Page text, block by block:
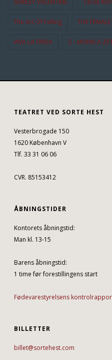
SHIRLEY VALENTINE Tarok-
The Art Of Falling THE
VIVA LA FRIDA Z - MONICA
TEATRET VED SORTE HEST
Vesterbrogade 150
1620 København V
Tlf. 33 31 06 06
CVR. 85153412
ÅBNINGSTIDER
Kontorets åbningstid:
Man kl. 13-15
Barens åbningstid:
1 time før forestillingens start
Fødevarestyrelsens
BILLETTER
billet@sortehest.com